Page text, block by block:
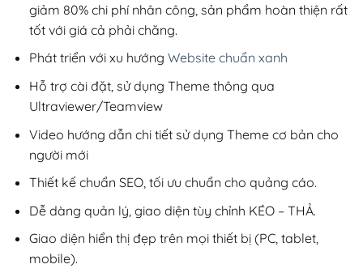
giảm 80% chi phí nhân công, sản phẩm hoàn thiện rất
tốt với giá cả phải chăng.
Phát triển với xu hướng Website chuẩn xanh
Hỗ trợ cài đặt, sử dụng Theme thông qua
Ultraviewer/Teamview
Video hướng dẫn chi tiết sử dụng Theme cơ bản cho
người mới
Thiết kế chuẩn SEO, tối ưu chuẩn cho quảng cáo.
Dễ dàng quản lý, giao diện tùy chỉnh KÉO – THẢ.
Giao diện hiển thị đẹp trên mọi thiết bị (PC, tablet,
mobile).